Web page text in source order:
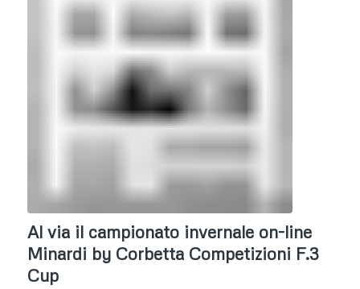
Al via il campionato invernale on-line
Minardi by Corbetta Competizioni F.3
Cup